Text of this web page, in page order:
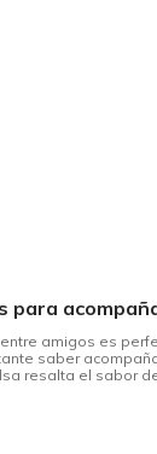
para
amigos es
saber
resalta el sabor